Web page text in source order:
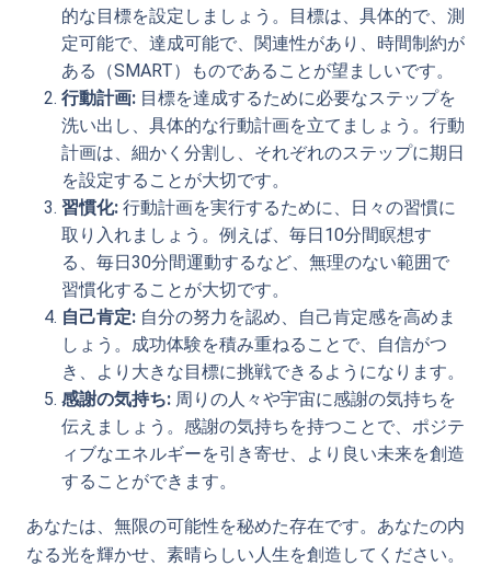
的な目標を設定しましょう。目標は、具体的で、測
定可能で、達成可能で、関連性があり、時間制約が
ある（SMART）ものであることが望ましいです。
行動計画: 目標を達成するために必要なステップを
洗い出し、具体的な行動計画を立てましょう。行動
計画は、細かく分割し、それぞれのステップに期日
を設定することが大切です。
習慣化: 行動計画を実行するために、日々の習慣に
取り入れましょう。例えば、毎日10分間瞑想す
る、毎日30分間運動するなど、無理のない範囲で
習慣化することが大切です。
自己肯定: 自分の努力を認め、自己肯定感を高めま
しょう。成功体験を積み重ねることで、自信がつ
き、より大きな目標に挑戦できるようになります。
感謝の気持ち: 周りの人々や宇宙に感謝の気持ちを
伝えましょう。感謝の気持ちを持つことで、ポジテ
ィブなエネルギーを引き寄せ、より良い未来を創造
することができます。
あなたは、無限の可能性を秘めた存在です。あなたの内
なる光を輝かせ、素晴らしい人生を創造してください。